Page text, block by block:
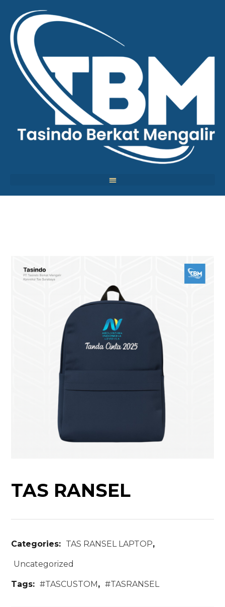
TAS RANSEL
Categories: TAS RANSEL LAPTOP,
Uncategorized
Tags: #TASCUSTOM, #TASRANSEL